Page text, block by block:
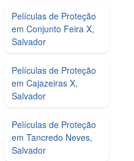
Películas de Proteção
em Conjunto Feira X,
Salvador
Películas de Proteção
em Cajazeiras X,
Salvador
Películas de Proteção
em Tancredo Neves,
Salvador